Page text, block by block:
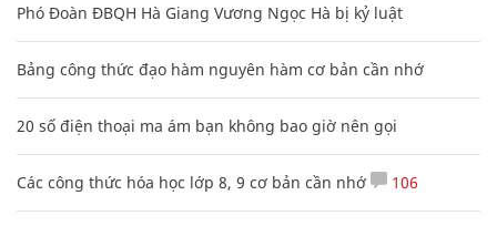
Phó Đoàn ĐBQH Hà Giang Vương Ngọc Hà bị kỷ luật
Bảng công thức đạo hàm nguyên hàm cơ bản cần nhớ
20 số điện thoại ma ám bạn không bao giờ nên gọi
Các công thức hóa học lớp 8, 9 cơ bản cần nhớ 106